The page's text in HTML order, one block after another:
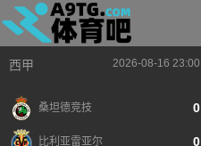
西甲 2026-08-16 23:00
桑坦德竞技 0
比利亚雷亚尔 0